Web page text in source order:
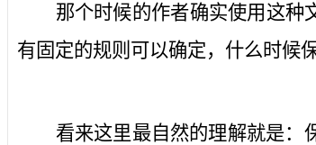
那个时候的作者确实使用这种
有固定的规则可以确定，什么时候
看来这里最自然的理解就是：